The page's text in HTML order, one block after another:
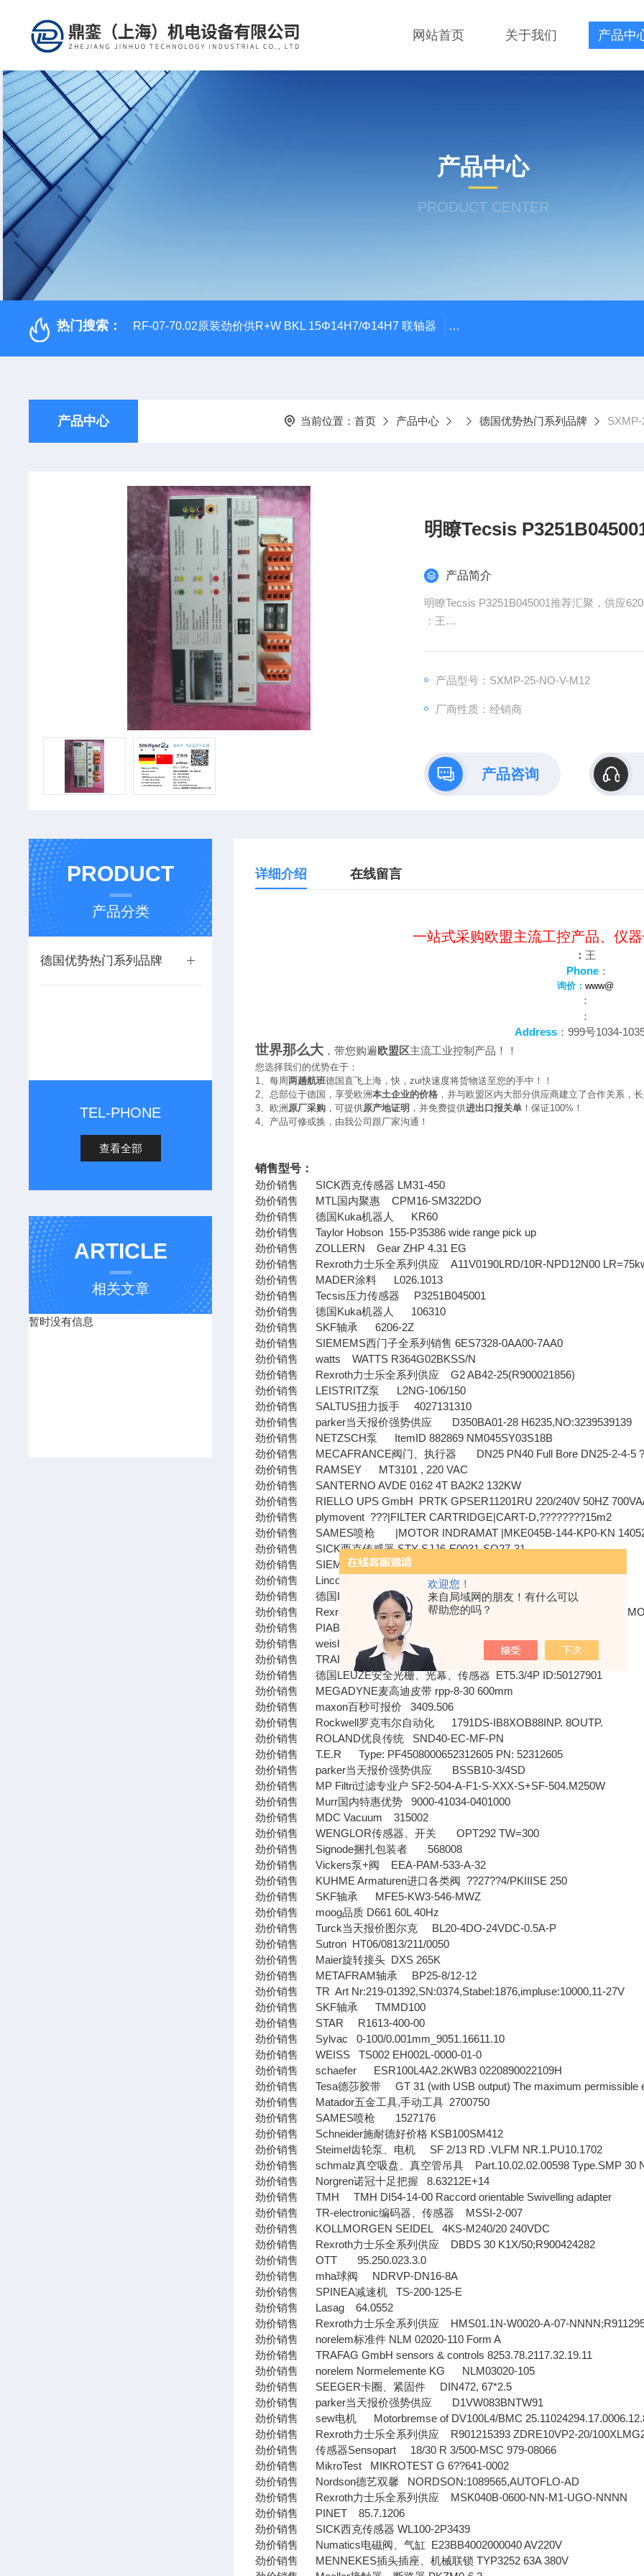
欢迎您！
来自局域网的朋友！有什么可以
帮助您的吗？
网站首页 关于我们 产品中
产品中心
PRODUCT CENTER
热门搜索： RF-07-70.02原装劲价供R+W BKL 15Φ14H7/Φ14H7 联轴器 0184-45703-3-003原装劲价供
产品中心 当前位置：首页 产品中心 德国优势热门系列品牌 SXMP-
明瞭Tecsis
产品简介
明瞭Tecsis P3251B045001推荐汇聚，供应
：王
：www@
产品型号：SXMP-25-NO-V-M12
厂商性质：经销商
产品咨询
PRODUCT
产品分类
德国优势热门系列品牌
TEL-PHONE
查看全部
ARTICLE
相关文章
暂时没有信息
详细介绍 在线留言
一站式采购欧盟主流工控产品、仪
： 王
Phone ：
询价： www@
：
：
Address：999号1034-
世界那么大 ，带您购遍欧盟区主流工业控制产品！！
您选择我们的优势在于：
1、每周两趟航班德国直飞上海，快，zui快速度将货物送至您的手中！！
2、总部位于德国，享受欧洲本土企业的价格 ，并与欧盟区内大部分供应商建立了合作关系，
3、欧洲 原厂采购 ，可提供原产地证明 ，并免费提供进出口报关单 ！保证100%！
4、产品可修或换，由我公司跟厂家沟通！
销售型号：
劲价销售 SICK西克传感器 LM31-450
劲价销售 MTL国内聚惠 CPM16-SM322DO
劲价销售 德国Kuka机器人 KR60
劲价销售 Taylor Hobson 155-P35386 wide range pick up
劲价销售 ZOLLERN Gear ZHP 4.31 EG
劲价销售 Rexroth力士乐全系列供应 A11V0190LRD/10R-NPD12N00
劲价销售 MADER涂料 L026.1013
劲价销售 Tecsis压力传感器 P3251B045001
劲价销售 德国Kuka机器人 106310
劲价销售 SKF轴承 6206-2Z
劲价销售 SIEMEMS西门子全系列销售 6ES7328-0AA00-7AA0
劲价销售 watts WATTS R364G02BKSS/N
劲价销售 Rexroth力士乐全系列供应 G2 AB42-25(R900021856)
劲价销售 LEISTRITZ泵 L2NG-106/150
劲价销售 SALTUS扭力扳手 4027131310
劲价销售 parker当天报价强势供应 D350BA01-28 H6235,NO:3239539139
劲价销售 NETZSCH泵 ItemID 882869 NM045SY03S18B
劲价销售 MECAFRANCE阀门、执行器 DN25 PN40 Full Bore DN25-2-4-5
劲价销售 RAMSEY MT3101 , 220 VAC
劲价销售 SANTERNO AVDE 0162 4T BA2K2 132KW
劲价销售 RIELLO UPS GmbH PRTK GPSER11201RU 220/240V 50HZ
劲价销售 plymovent??? |FILTER CARTRIDGE|CART-D,????????15m2
劲价销售 SAMES喷枪 |MOTOR INDRAMAT |MKE045B-144-KP0-KN
劲价销售 SICK西克传感器 STY-SJJ6-E0031-SQ27-31
劲价销售 SIEMEMS西门子全系列销售 5SH122
劲价销售 Lincoln君子好逑 432-23031-1
劲价销售 德国LEUZE安全光栅、光幕、传感器 MLC500T14-600
劲价销售 Rexroth力士乐全系列供应 40FLDN0630-H10XL-A00-07V2.2-
劲价销售 PIAB真空产品 Vacuum pump, model 9906600
劲价销售 weishaupt燃烧器 weishaupt 600331
劲价销售 TRAFAG s/n.211491-054 Typ
900.2378.905
劲价销售 德国LEUZE安全光栅、光幕、传感器 ET5.3/4P ID:50127901
劲价销售 MEGADYNE麦高迪皮带 rpp-8-30 600mm
劲价销售 maxon百秒可报价 3409.506
劲价销售 Rockwell罗克韦尔自动化 1791DS-IB8XOB88INP. 8OUTP.
劲价销售 ROLAND优良传统 SND40-EC-MF-PN
劲价销售 T.E.R Type: PF4508000652312605 PN: 52312605
劲价销售 parker当天报价强势供应 BSSB10-3/4SD
劲价销售 MP Filtri过滤专业户 SF2-504-A-F1-S-XXX-S+SF-504.M250W
劲价销售 Murr国内特惠优势 9000-41034-0401000
劲价销售 MDC Vacuum 315002
劲价销售 WENGLOR传感器、开关 OPT292 TW=300
劲价销售 Signode捆扎包装者 568008
劲价销售 Vickers泵+阀 EEA-PAM-533-A-32
劲价销售 KUHME Armaturen进口各类阀??27??4/PKIIISE 250
劲价销售 SKF轴承 MFE5-KW3-546-MWZ
劲价销售 moog品质 D661 60L 40Hz
劲价销售 Turck当天报价图尔克 BL20-4DO-24VDC-0.5A-P
劲价销售 Sutron HT06/0813/211/0050
劲价销售 Maier旋转接头 DXS 265K
劲价销售 METAFRAM轴承 BP25-8/12-12
劲价销售 TR Art Nr:219-01392,SN:0374,Stabel:1876,impluse:10000,11-27V
劲价销售 SKF轴承 TMMD100
劲价销售 STAR R1613-400-00
劲价销售 Sylvac 0-100/0.001mm_9051.16611.10
劲价销售 WEISS TS002 EH002L-0000-01-0
劲价销售 schaefer ESR100L4A2.2KWB3 0220890022109H
劲价销售 Tesa德莎胶带 GT 31 (with USB output) The maximum permissible
劲价销售 Matador五金工具,手动工具 2700750
劲价销售 SAMES喷枪 1527176
劲价销售 Schneider施耐德好价格 KSB100SM412
劲价销售 Steimel齿轮泵、电机 SF 2/13 RD .VLFM NR.1.PU10.1702
劲价销售 schmalz真空吸盘、真空管吊具 Part.10.02.02.00598 Type.SMP 30
劲价销售 Norgren诺冠十足把握 8.63212E+14
劲价销售 TMH TMH DI54-14-00 Raccord orientable Swivelling adapter
劲价销售 TR-electronic编码器、传感器 MSSI-2-007
劲价销售 KOLLMORGEN SEIDEL 4KS-M240/20 240VDC
劲价销售 Rexroth力士乐全系列供应 DBDS 30 K1X/50;R900424282
劲价销售 OTT 95.250.023.3.0
劲价销售 mha球阀 NDRVP-DN16-8A
劲价销售 SPINEA减速机 TS-200-125-E
劲价销售 Lasag 64.0552
劲价销售 Rexroth力士乐全系列供应 HMS01.1N-W0020-A-07-
劲价销售 norelem标准件 NLM 02020-110 Form A
劲价销售 TRAFAG GmbH sensors & controls 8253.78.2117.32.19.11
劲价销售 norelem Normelemente KG NLM03020-105
劲价销售 SEEGER卡圈、紧固件 DIN472, 67*2.5
劲价销售 parker当天报价强势供应 D1VW083BNTW91
劲价销售 sew电机 Motorbremse of DV100L4/BMC
劲价销售 Rexroth力士乐全系列供应 R901215393 ZDRE10VP2-20/
劲价销售 传感器Sensopart 18/30 R 3/500-MSC 979-08066
劲价销售 MikroTest MIKROTEST G 6??641-0002
劲价销售 Nordson德艺双馨 NORDSON:1089565,AUTOFLO-AD
劲价销售 Rexroth力士乐全系列供应 MSK040B-0600-NN-M1-UGO-NNNN
劲价销售 PINET 85.7.1206
劲价销售 SICK西克传感器 WL100-2P3439
劲价销售 Numatics电磁阀、气缸 E23BB4002000040 AV220V
劲价销售 MENNEKES插头插座、机械联锁 TYP3252 63A 380V